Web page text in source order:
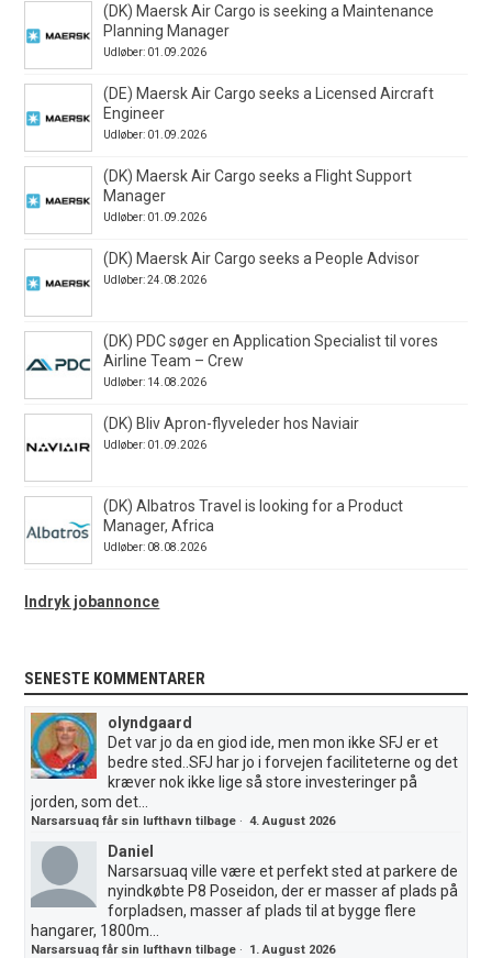
(DK) Maersk Air Cargo is seeking a Maintenance
Planning Manager
Udløber: 01.09.2026
(DE) Maersk Air Cargo seeks a Licensed Aircraft
Engineer
Udløber: 01.09.2026
(DK) Maersk Air Cargo seeks a Flight Support
Manager
Udløber: 01.09.2026
(DK) Maersk Air Cargo seeks a People Advisor
Udløber: 24.08.2026
(DK) PDC søger en Application Specialist til vores
Airline Team – Crew
Udløber: 14.08.2026
(DK) Bliv Apron-flyveleder hos Naviair
Udløber: 01.09.2026
(DK) Albatros Travel is looking for a Product
Manager, Africa
Udløber: 08.08.2026
Indryk jobannonce
SENESTE KOMMENTARER
olyndgaard
Det var jo da en giod ide, men mon ikke SFJ er et
bedre sted..SFJ har jo i forvejen faciliteterne og det
kræver nok ikke lige så store investeringer på
jorden, som det...
Narsarsuaq får sin lufthavn tilbage ·4. August 2026
Daniel
Narsarsuaq ville være et perfekt sted at parkere de
nyindkøbte P8 Poseidon, der er masser af plads på
forpladsen, masser af plads til at bygge flere
hangarer, 1800m...
Narsarsuaq får sin lufthavn tilbage · 1. August 2026